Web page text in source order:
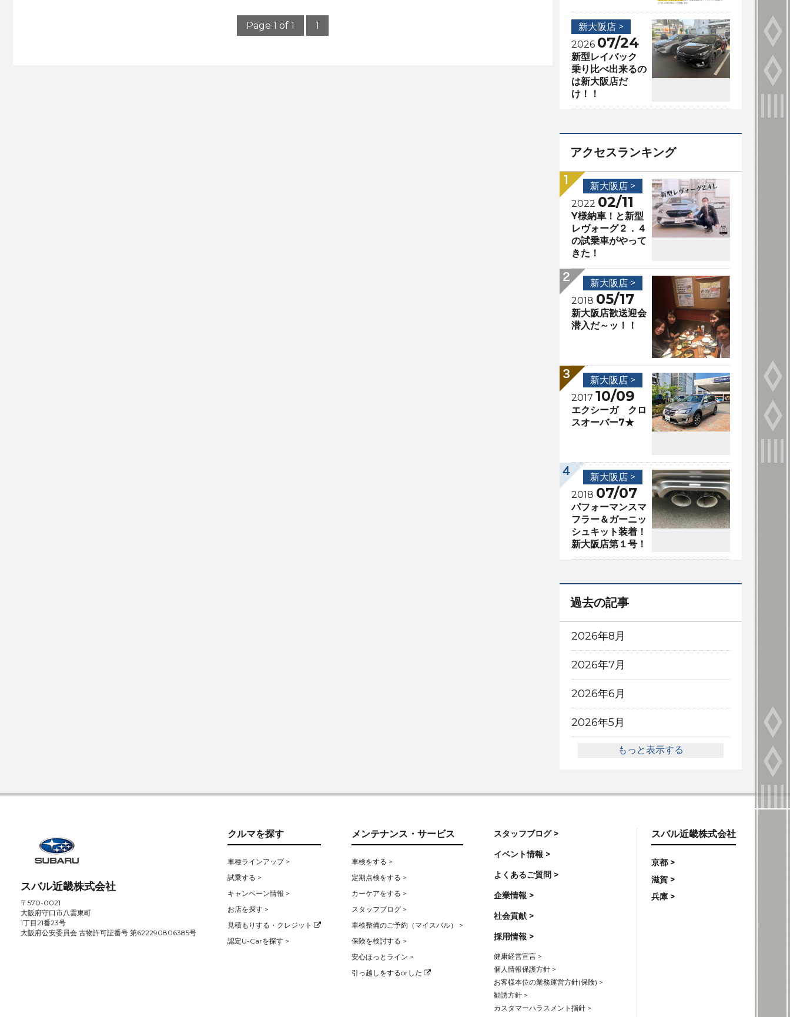
Page 1 of 1 1
新大阪店 >
2026 07/24
新型レイバック
乗り比べ出来るの
は新大阪店だ
け！！
アクセスランキング
新大阪店 >
2022 02/11
Y様納車！と新型
レヴォーグ２．４
の試乗車がやって
きた！
新大阪店 >
2018 05/17
新大阪店歓送迎会
潜入だ～ッ！！
新大阪店 >
2017 10/09
エクシーガ クロ
スオーバー7★
新大阪店 >
2018 07/07
パフォーマンスマ
フラー＆ガーニッ
シュキット装着！
新大阪店第１号！
過去の記事
2026年8月
2026年7月
2026年6月
2026年5月
もっと表示する
スバル近畿株式会社
〒570-0021
大阪府守口市八雲東町
1丁目21番23号
大阪府公安委員会 古物許可証番号 第622290806385号
クルマを探す
車種ラインアップ >
試乗する >
キャンペーン情報 >
お店を探す >
見積もりする・クレジット
認定U-Carを探す >
メンテナンス・サービス
車検をする >
定期点検をする >
カーケアをする >
スタッフブログ >
車検整備のご予約（マイスバル） >
保険を検討する >
安心ほっとライン >
引っ越しをするorした
スタッフブログ >
イベント情報 >
よくあるご質問 >
企業情報 >
社会貢献 >
採用情報 >
健康経営宣言 >
個人情報保護方針 >
お客様本位の業務運営方針(保険) >
勧誘方針 >
カスタマーハラスメント指針 >
スバル近畿株式会社
京都 >
滋賀 >
兵庫 >